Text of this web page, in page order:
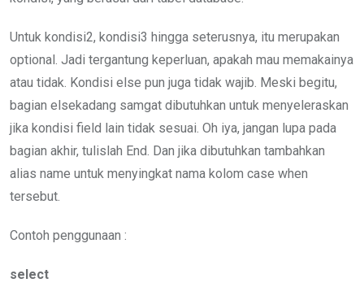
Untuk kondisi2, kondisi3 hingga seterusnya, itu merupakan
optional. Jadi tergantung keperluan, apakah mau memakainya
atau tidak. Kondisi else pun juga tidak wajib. Meski begitu,
bagian elsekadang samgat dibutuhkan untuk menyeleraskan
jika kondisi field lain tidak sesuai. Oh iya, jangan lupa pada
bagian akhir, tulislah End. Dan jika dibutuhkan tambahkan
alias name untuk menyingkat nama kolom case when
tersebut.
Contoh penggunaan :
select